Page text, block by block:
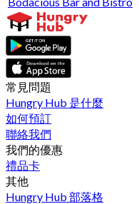
常見問題
Hungry Hub 是什麼
如何預訂
聯絡我們
我們的優惠
禮品卡
其他
Hungry Hub 部落格